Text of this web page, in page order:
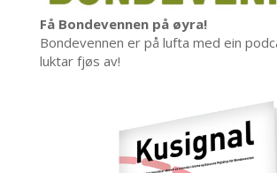
Få Bondevennen på øyra!
Bondevennen er på lufta med ein
luktar fjøs av!